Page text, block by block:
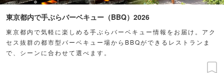
東京都内で手ぶらバーベキュー（BBQ）2026
東京都内で気軽に楽しめる手ぶらバーベキュー情報をお届け。アク
セス抜群の都市型バーベキュー場からBBQができるレストランま
で、シーンに合わせて選べます。